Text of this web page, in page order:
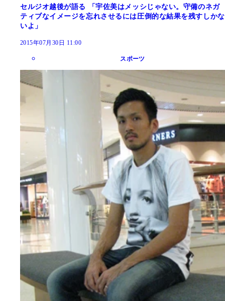
セルジオ越後が語る 「宇佐美はメッシじゃない。守備のネガ
ティブなイメージを忘れさせるには圧倒的な結果を残すしかな
いよ」
2015年07月30日 11:00
スポーツ